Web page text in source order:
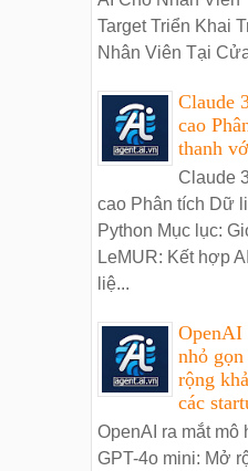
Target Triển Khai
Nhân Viên Tại
Claude
cao
thanh
Claude
cao Phân tích Dữ
Python Mục lục:
LeMUR: Kết hợp
liệ...
OpenAI
nhỏ
rộng
các
OpenAI ra mắt mô
GPT-4o mini: Mở